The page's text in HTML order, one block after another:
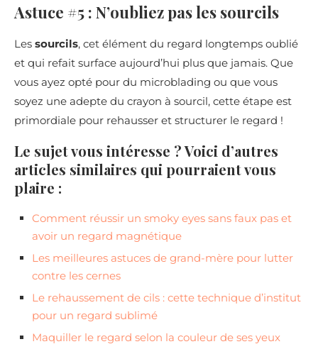
Astuce #5 : N’oubliez pas les sourcils
Les sourcils, cet élément du regard longtemps oublié
et qui refait surface aujourd’hui plus que jamais. Que
vous ayez opté pour du microblading ou que vous
soyez une adepte du crayon à sourcil, cette étape est
primordiale pour rehausser et structurer le regard !
Le sujet vous intéresse ? Voici d’autres
articles similaires qui pourraient vous
plaire :
Comment réussir un smoky eyes sans faux pas et
avoir un regard magnétique
Les meilleures astuces de grand-mère pour lutter
contre les cernes
Le rehaussement de cils : cette technique d’institut
pour un regard sublimé
Maquiller le regard selon la couleur de ses yeux